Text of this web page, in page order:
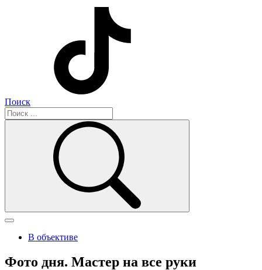
Поиск
В объективе
Фото дня. Мастер на все руки